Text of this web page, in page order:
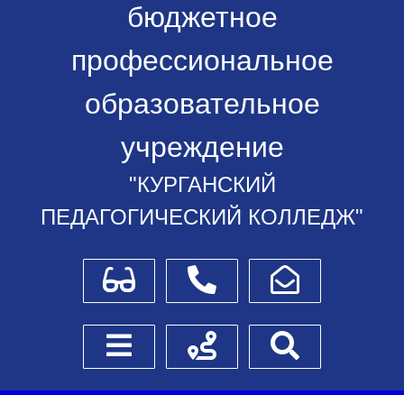
бюджетное
профессиональное
образовательное
учреждение
"КУРГАНСКИЙ
ПЕДАГОГИЧЕСКИЙ КОЛЛЕДЖ"
Для слабовидящихТелефоныНаписать обращение
Боковое менюСхема проезда